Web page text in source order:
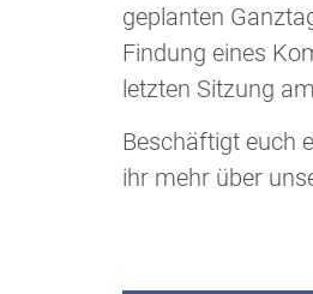
geplanten
Findung eines
letzten Sitzung
Beschäftigt euch
ihr mehr über